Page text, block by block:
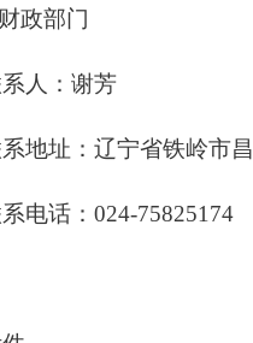
政部门
人：谢芳
地址：辽宁省铁岭市
电话：024-75825174